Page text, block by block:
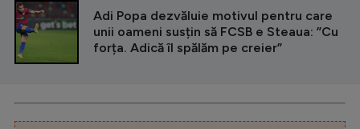
Adi Popa dezvăluie motivul pentru care
unii oameni susțin să FCSB e Steaua: ”Cu
forța. Adică îl spălăm pe creier”